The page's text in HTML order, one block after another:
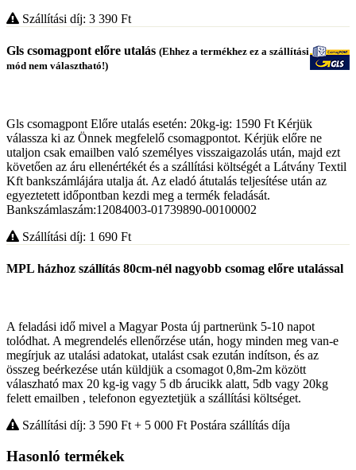
Szállítási díj: 3 390 Ft
Gls csomagpont előre utalás (Ehhez a termékhez ez a szállítási
mód nem választható!)
Gls csomagpont Előre utalás esetén: 20kg-ig: 1590 Ft Kérjük
válassza ki az Önnek megfelelő csomagpontot. Kérjük előre ne
utaljon csak emailben való személyes visszaigazolás után, majd ezt
követően az áru ellenértékét és a szállítási költségét a Látvány Textil
Kft bankszámlájára utalja át. Az eladó átutalás teljesítése után az
egyeztetett időpontban kezdi meg a termék feladását.
Bankszámlaszám:12084003-01739890-00100002
Szállítási díj: 1 690 Ft
MPL házhoz szállítás 80cm-nél nagyobb csomag előre utalással
A feladási idő mivel a Magyar Posta új partnerünk 5-10 napot
tolódhat. A megrendelés ellenőrzése után, hogy minden meg van-e
megírjuk az utalási adatokat, utalást csak ezután indítson, és az
összeg beérkezése után küldjük a csomagot 0,8m-2m között
válaszható max 20 kg-ig vagy 5 db árucikk alatt, 5db vagy 20kg
felett emailben , telefonon egyeztetjük a szállítási költséget.
Szállítási díj: 3 590 Ft + 5 000 Ft Postára szállítás díja
Hasonló termékek